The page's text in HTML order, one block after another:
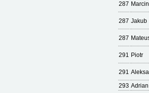
287 Marcin
287 Jakub
287
291 Piotr
291
293 Adrian